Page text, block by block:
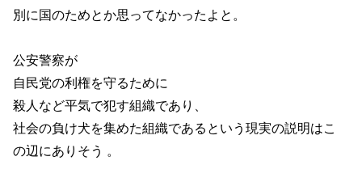
別に国のためとか思ってなかったよと。
公安警察が
自民党の利権を守るために
殺人など平気で犯す組織であり、
社会の負け犬を集めた組織であるという現実の説明はこ
の辺にありそう 。